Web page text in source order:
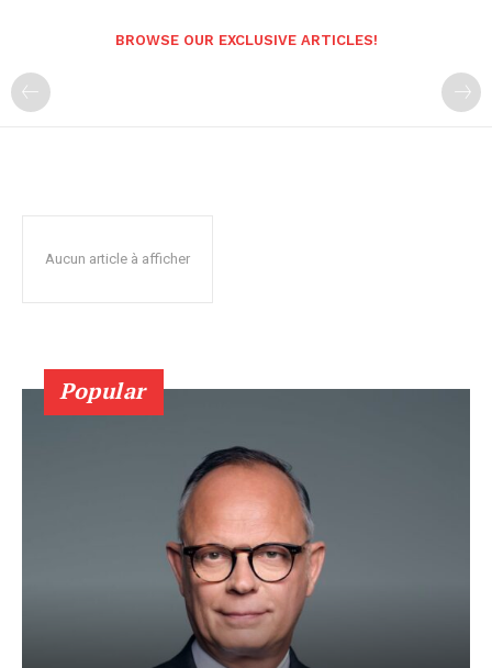
BROWSE OUR EXCLUSIVE ARTICLES!
Aucun article à afficher
Popular